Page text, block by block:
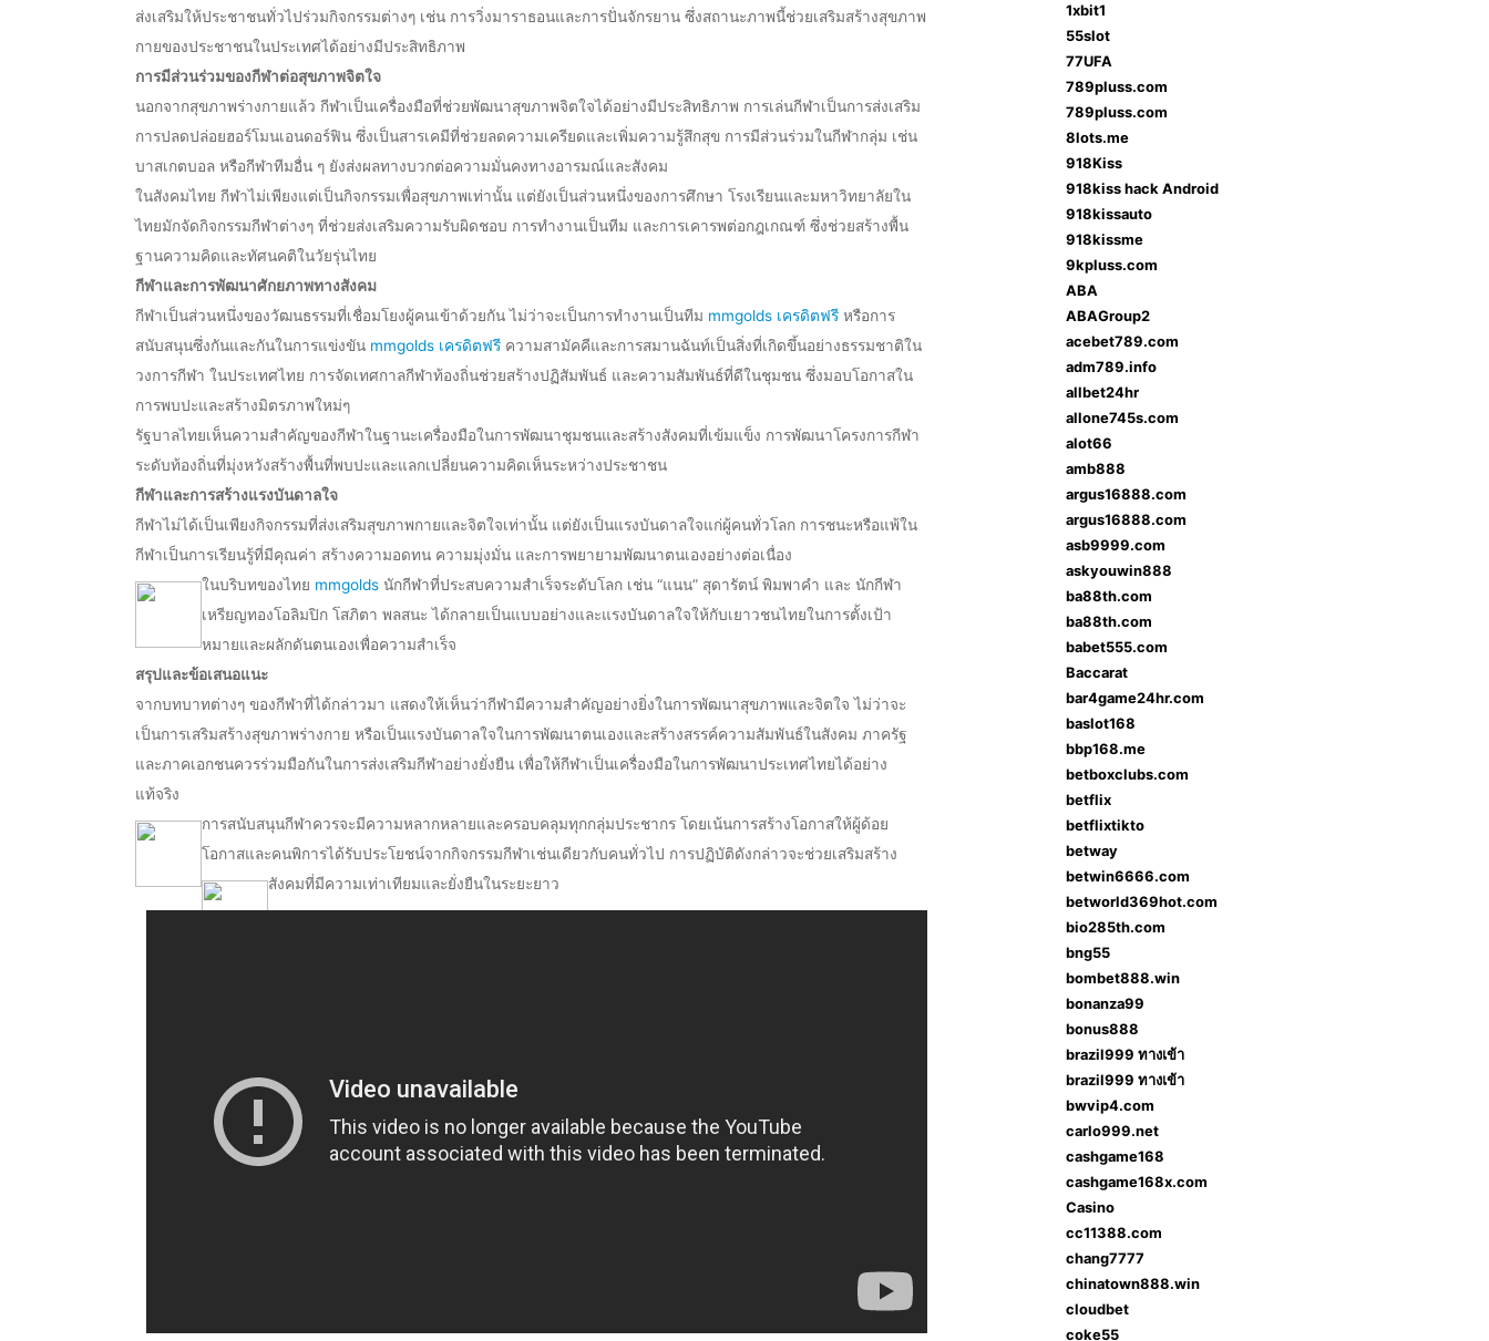
ส่งเสริมให้ประชาชนทั่วไปร่วมกิจกรรมต่างๆ เช่น การวิ่งมาราธอนและการปั่นจักรยาน ซึ่งสถานะภาพนี้ช่วยเสริมสร้างสุขภาพ
กายของประชาชนในประเทศได้อย่างมีประสิทธิภาพ
การมีส่วนร่วมของกีฬาต่อสุขภาพจิตใจ
นอกจากสุขภาพร่างกายแล้ว กีฬาเป็นเครื่องมือที่ช่วยพัฒนาสุขภาพจิตใจได้อย่างมีประสิทธิภาพ การเล่นกีฬาเป็นการส่งเสริม
การปลดปล่อยฮอร์โมนเอนดอร์ฟิน ซึ่งเป็นสารเคมีที่ช่วยลดความเครียดและเพิ่มความรู้สึกสุข การมีส่วนร่วมในกีฬากลุ่ม เช่น
บาสเกตบอล หรือกีฬาทีมอื่น ๆ ยังส่งผลทางบวกต่อความมั่นคงทางอารมณ์และสังคม
ในสังคมไทย กีฬาไม่เพียงแต่เป็นกิจกรรมเพื่อสุขภาพเท่านั้น แต่ยังเป็นส่วนหนึ่งของการศึกษา โรงเรียนและมหาวิทยาลัยใน
ไทยมักจัดกิจกรรมกีฬาต่างๆ ที่ช่วยส่งเสริมความรับผิดชอบ การทำงานเป็นทีม และการเคารพต่อกฎเกณฑ์ ซึ่งช่วยสร้างพื้น
ฐานความคิดและทัศนคติในวัยรุ่นไทย
กีฬาและการพัฒนาศักยภาพทางสังคม
กีฬาเป็นส่วนหนึ่งของวัฒนธรรมที่เชื่อมโยงผู้คนเข้าด้วยกัน ไม่ว่าจะเป็นการทำงานเป็นทีม mmgolds เครดิตฟรี หรือการ
สนับสนุนซึ่งกันและกันในการแข่งขัน mmgolds เครดิตฟรี ความสามัคคีและการสมานฉันท์เป็นสิ่งที่เกิดขึ้นอย่างธรรมชาติใน
วงการกีฬา ในประเทศไทย การจัดเทศกาลกีฬาท้องถิ่นช่วยสร้างปฏิสัมพันธ์ และความสัมพันธ์ที่ดีในชุมชน ซึ่งมอบโอกาสใน
การพบปะและสร้างมิตรภาพใหม่ๆ
รัฐบาลไทยเห็นความสำคัญของกีฬาในฐานะเครื่องมือในการพัฒนาชุมชนและสร้างสังคมที่เข้มแข็ง การพัฒนาโครงการกีฬา
ระดับท้องถิ่นที่มุ่งหวังสร้างพื้นที่พบปะและแลกเปลี่ยนความคิดเห็นระหว่างประชาชน
กีฬาและการสร้างแรงบันดาลใจ
กีฬาไม่ได้เป็นเพียงกิจกรรมที่ส่งเสริมสุขภาพกายและจิตใจเท่านั้น แต่ยังเป็นแรงบันดาลใจแก่ผู้คนทั่วโลก การชนะหรือแพ้ใน
กีฬาเป็นการเรียนรู้ที่มีคุณค่า สร้างความอดทน ความมุ่งมั่น และการพยายามพัฒนาตนเองอย่างต่อเนื่อง
ในบริบทของไทย mmgolds นักกีฬาที่ประสบความสำเร็จระดับโลก เช่น “แนน” สุดารัตน์ พิมพาคำ และ นักกีฬา
เหรียญทองโอลิมปิก โสภิตา พลสนะ ได้กลายเป็นแบบอย่างและแรงบันดาลใจให้กับเยาวชนไทยในการตั้งเป้า
หมายและผลักดันตนเองเพื่อความสำเร็จ
สรุปและข้อเสนอแนะ
จากบทบาทต่างๆ ของกีฬาที่ได้กล่าวมา แสดงให้เห็นว่ากีฬามีความสำคัญอย่างยิ่งในการพัฒนาสุขภาพและจิตใจ ไม่ว่าจะ
เป็นการเสริมสร้างสุขภาพร่างกาย หรือเป็นแรงบันดาลใจในการพัฒนาตนเองและสร้างสรรค์ความสัมพันธ์ในสังคม ภาครัฐ
และภาคเอกชนควรร่วมมือกันในการส่งเสริมกีฬาอย่างยั่งยืน เพื่อให้กีฬาเป็นเครื่องมือในการพัฒนาประเทศไทยได้อย่าง
แท้จริง
การสนับสนุนกีฬาควรจะมีความหลากหลายและครอบคลุมทุกกลุ่มประชากร โดยเน้นการสร้างโอกาสให้ผู้ด้อย
โอกาสและคนพิการได้รับประโยชน์จากกิจกรรมกีฬาเช่นเดียวกับคนทั่วไป การปฏิบัติดังกล่าวจะช่วยเสริมสร้าง
สังคมที่มีความเท่าเทียมและยั่งยืนในระยะยาว
1xbit1
55slot
77UFA
789pluss.com
789pluss.com
8lots.me
918Kiss
918kiss hack Android
918kissauto
918kissme
9kpluss.com
ABA
ABAGroup2
acebet789.com
adm789.info
allbet24hr
allone745s.com
alot66
amb888
argus16888.com
argus16888.com
asb9999.com
askyouwin888
ba88th.com
ba88th.com
babet555.com
Baccarat
bar4game24hr.com
baslot168
bbp168.me
betboxclubs.com
betflix
betflixtikto
betway
betwin6666.com
betworld369hot.com
bio285th.com
bng55
bombet888.win
bonanza99
bonus888
brazil999 ทางเข้า
brazil999 ทางเข้า
bwvip4.com
carlo999.net
cashgame168
cashgame168x.com
Casino
cc11388.com
chang7777
chinatown888.win
cloudbet
coke55